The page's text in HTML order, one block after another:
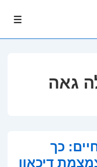
גאה
כך
דיכאון